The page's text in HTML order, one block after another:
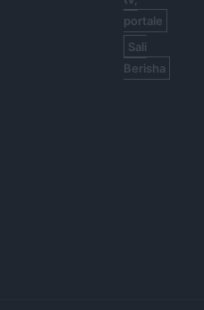
portale
Sali
Berisha